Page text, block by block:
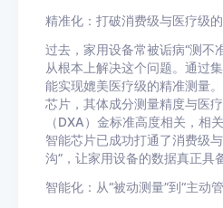
精准化：打破消费级与医疗级
过去，家用设备常被诟病“测不
从根本上解决这个问题。通过
能实现媲美医疗级的精准测量
芯片，其体成分测量精度与医
（DXA）金标准高度相关，相
智能芯片已成功打通了消费级
沟”，让家用设备的数据真正具
智能化：从“被动测量”到“主动